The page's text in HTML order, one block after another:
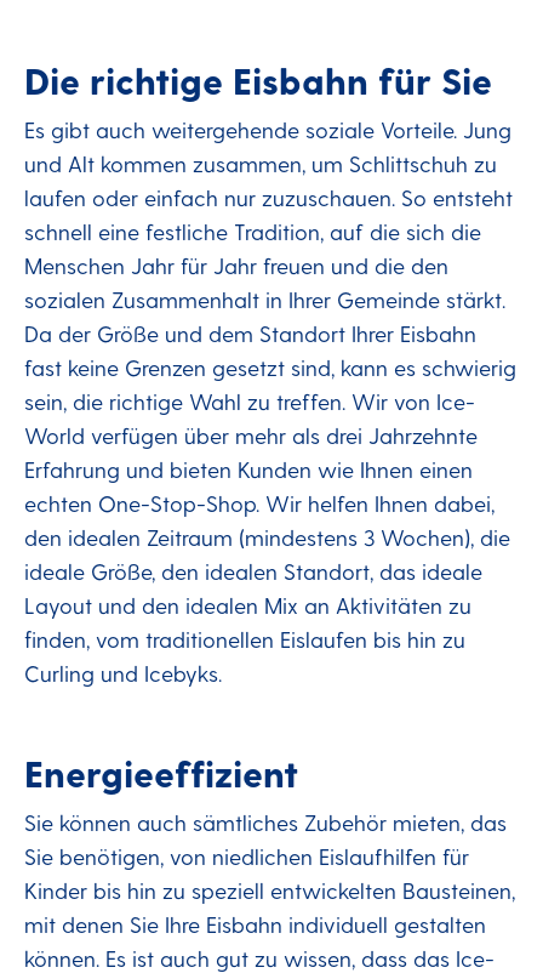
Die richtige Eisbahn für Sie
Es gibt auch weitergehende soziale Vorteile. Jung
und Alt kommen zusammen, um Schlittschuh zu
laufen oder einfach nur zuzuschauen. So entsteht
schnell eine festliche Tradition, auf die sich die
Menschen Jahr für Jahr freuen und die den
sozialen Zusammenhalt in Ihrer Gemeinde stärkt.
Da der Größe und dem Standort Ihrer Eisbahn
fast keine Grenzen gesetzt sind, kann es schwierig
sein, die richtige Wahl zu treffen. Wir von Ice-
World verfügen über mehr als drei Jahrzehnte
Erfahrung und bieten Kunden wie Ihnen einen
echten One-Stop-Shop. Wir helfen Ihnen dabei,
den idealen Zeitraum (mindestens 3 Wochen), die
ideale Größe, den idealen Standort, das ideale
Layout und den idealen Mix an Aktivitäten zu
finden, vom traditionellen Eislaufen bis hin zu
Curling und Icebyks.
Energieeffizient
Sie können auch sämtliches Zubehör mieten, das
Sie benötigen, von niedlichen Eislaufhilfen für
Kinder bis hin zu speziell entwickelten Bausteinen,
mit denen Sie Ihre Eisbahn individuell gestalten
können. Es ist auch gut zu wissen, dass das Ice-